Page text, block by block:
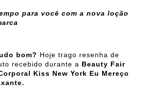
para você com a nova loção
bom? Hoje trago resenha de
recebido durante a Beauty Fair
Kiss New York Eu Mereço